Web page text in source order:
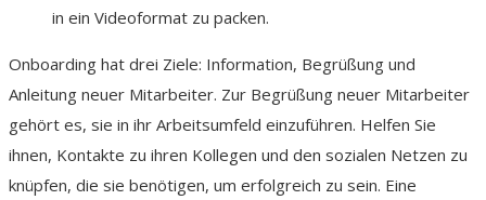
in ein Videoformat zu packen.
Onboarding hat drei Ziele: Information, Begrüßung und
Anleitung neuer Mitarbeiter. Zur Begrüßung neuer Mitarbeiter
gehört es, sie in ihr Arbeitsumfeld einzuführen. Helfen Sie
ihnen, Kontakte zu ihren Kollegen und den sozialen Netzen zu
knüpfen, die sie benötigen, um erfolgreich zu sein. Eine